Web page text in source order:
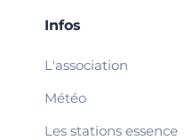
Infos
L'association
Météo
Les stations essence